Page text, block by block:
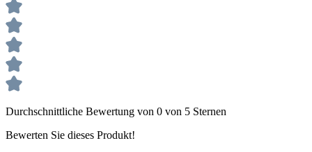
Durchschnittliche Bewertung von 0 von 5 Sternen
Bewerten Sie dieses Produkt!